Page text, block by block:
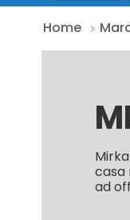
Home
casa
ad